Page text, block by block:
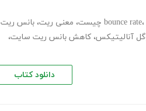
، ، معنی ریت، بانس ریت
، کاهش بانس ریت سایت،
دانلود کتاب